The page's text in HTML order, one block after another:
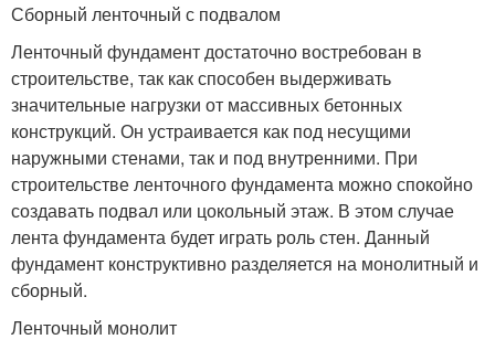
Сборный ленточный с подвалом
Ленточный фундамент достаточно востребован в
строительстве, так как способен выдерживать
значительные нагрузки от массивных бетонных
конструкций. Он устраивается как под несущими
наружными стенами, так и под внутренними. При
строительстве ленточного фундамента можно спокойно
создавать подвал или цокольный этаж. В этом случае
лента фундамента будет играть роль стен. Данный
фундамент конструктивно разделяется на монолитный и
сборный.
Ленточный монолит